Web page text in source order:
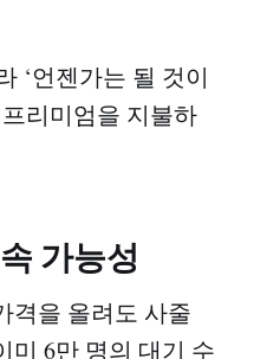
‘언젠가는 될 것이
리미엄을 지불하
가능성
격을 올려도 사줄
미 6만 명의 대기 수